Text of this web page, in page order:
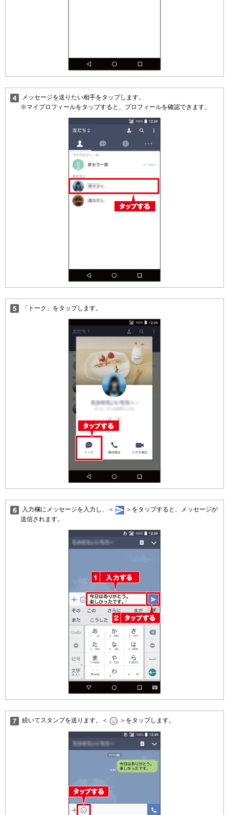
メッセージを送りたい相手をタップします。
※マイプロフィールをタップすると、プロフィールを確認できます。
「トーク」をタップします。
入力欄にメッセージを入力し、＜
＞をタップすると、メッセージが
送信されます。
続いてスタンプを送ります。＜ ＞をタップします。